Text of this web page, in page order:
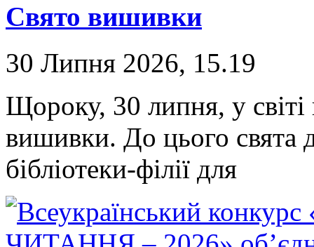
Свято вишивки
30 Липня 2026, 15.19
Щороку, 30 липня, у світі
вишивки. До цього свята
бібліотеки-філії для